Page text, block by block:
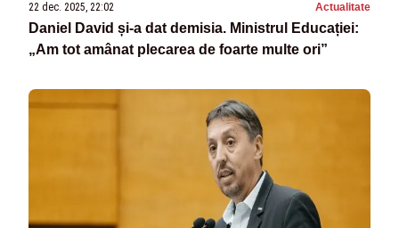
22 dec. 2025, 22:02 Actualitate
Daniel David și-a dat demisia. Ministrul Educației:
„Am tot amânat plecarea de foarte multe ori”